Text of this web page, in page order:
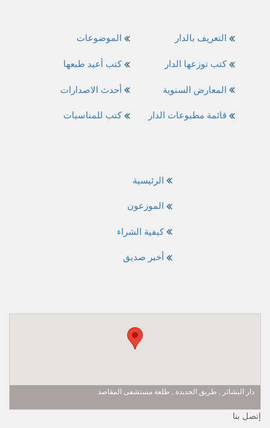
الموضوعات
كتب أعيد طبعها
أحدث الاصدارات
كتب للمناسبات
التعريف بالدار
كتب توزعها الدار
المعارض السنوية
قائمة مطبوعات الدار
الرئيسية
الموزعون
كيفية الشراء
أخبر صديق
دار البشائر , طريق الجديدة , طلعة مستشفى المقاصد
إتصل بنا